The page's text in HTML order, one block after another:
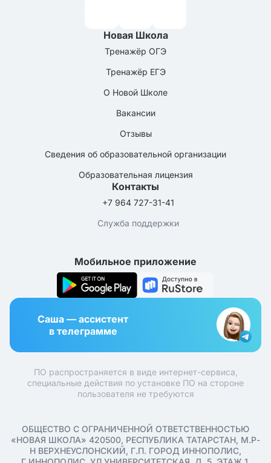
Новая Школа
Тренажёр ОГЭ
Тренажёр ЕГЭ
О Новой Школе
Вакансии
Отзывы
Сведения об образовательной организации
Образовательная лицензия
Контакты
+7 964 727-31-41
Служба поддержки
Мобильное приложение
Саша — ассистент
в телеграмме
ПО распространяется в виде интернет-сервиса,
специальные действия по установке ПО на стороне
пользователя не требуются
ОБЩЕСТВО С ОГРАНИЧЕННОЙ ОТВЕТСТВЕННОСТЬЮ
«НОВАЯ ШКОЛА» 420500, РЕСПУБЛИКА ТАТАРСТАН, М.Р-
Н ВЕРХНЕУСЛОНСКИЙ, Г.П. ГОРОД ИННОПОЛИС,